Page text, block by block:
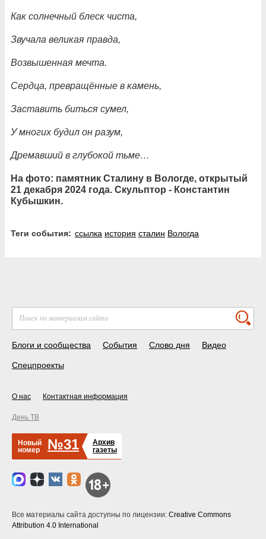
Как солнечный блеск чиста,
Звучала великая правда,
Возвышенная мечта.
Сердца, превращённые в камень,
Заставить биться сумел,
У многих будил он разум,
Дремавший в глубокой тьме…
На фото: памятник Сталину в Вологде, открытый
21 декабря 2024 года. Скульптор - Константин
Кубышкин.
Теги события: ссылка история сталин Вологда
Блоги и сообщества События Слово дня Видео
Спецпроекты
О нас Контактная информация
День ТВ
Новый
номер
№31
Архив
газеты
Все материалы сайта доступны по лицензии: Creative Commons
Attribution 4.0 International